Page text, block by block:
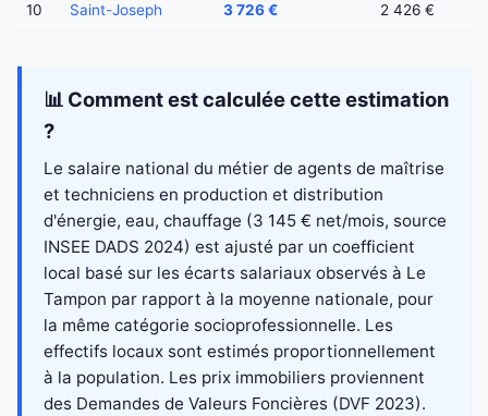
10 Saint-Joseph 3 726 € 2 426 €
📊 Comment est calculée cette estimation
?
Le salaire national du métier de agents de maîtrise
et techniciens en production et distribution
d'énergie, eau, chauffage (3 145 € net/mois, source
INSEE DADS 2024) est ajusté par un coefficient
local basé sur les écarts salariaux observés à Le
Tampon par rapport à la moyenne nationale, pour
la même catégorie socioprofessionnelle. Les
effectifs locaux sont estimés proportionnellement
à la population. Les prix immobiliers proviennent
des Demandes de Valeurs Foncières (DVF 2023).